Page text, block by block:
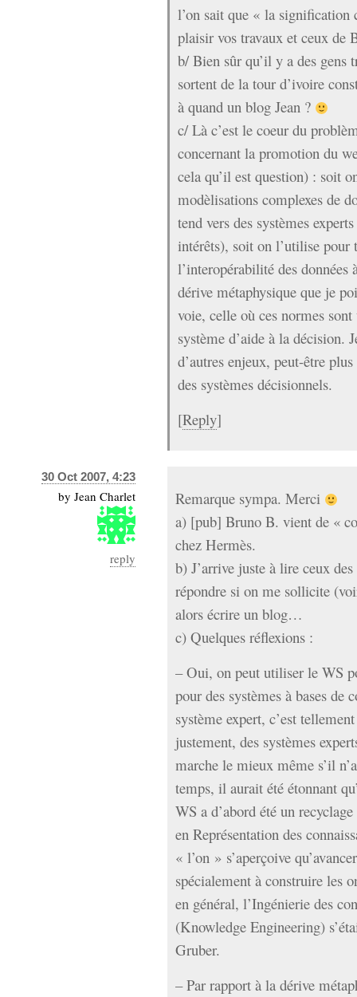
l’on sait que « la signification
plaisir vos travaux et ceux de
b/ Bien sûr qu’il y a des
sortent de la tour d’ivoire
à quand un blog Jean ?
c/ Là c’est le coeur du
concernant la promotion du
cela qu’il est question) : soit
modèlisations complexes de
tend vers des systèmes
intérêts), soit on l’utilise pour
l’interopérabilité des données
dérive métaphysique que je
voie, celle où ces normes
système d’aide à la décision.
d’autres enjeux, peut-être
des systèmes décisionnels.
[Reply]
30 Oct 2007, 4:23
by Jean Charlet
reply
Remarque sympa. Merci
a) [pub] Bruno B. vient de «
chez Hermès.
b) J’arrive juste à lire ceux
répondre si on me sollicite
alors écrire un blog…
c) Quelques réflexions :
– Oui, on peut utiliser le WS
pour des systèmes à bases de
système expert, c’est
justement, des systèmes
marche le mieux même s’il
temps, il aurait été étonnant
WS a d’abord été un
en Représentation des
« l’on » s’aperçoive
spécialement à construire les
en général, l’Ingénierie des
(Knowledge Engineering)
Gruber.
– Par rapport à la dérive